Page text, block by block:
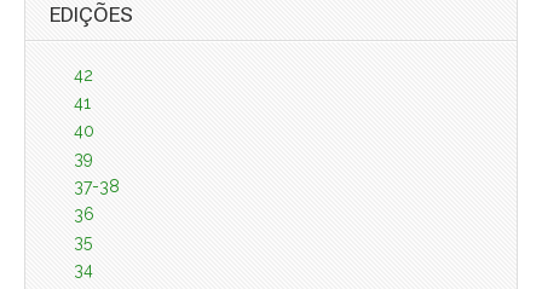
EDIÇÕES
42
41
40
39
37-38
36
35
34